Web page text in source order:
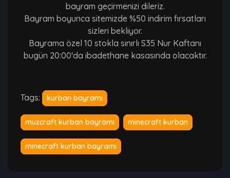
bayram geçirmenizi dileriz.
Bayram boyunca sitemizde %50 indirim fırsatları
sizleri bekliyor.
Bayrama özel 10 stokla sınırlı S35 Nur Kaftanı
bugün 20:00'da ibadethane kasasında olacaktır.
Tags: kurban bayramı
muzcraft kurban bayramı minecraft kurban
minecraft kurban bayramı